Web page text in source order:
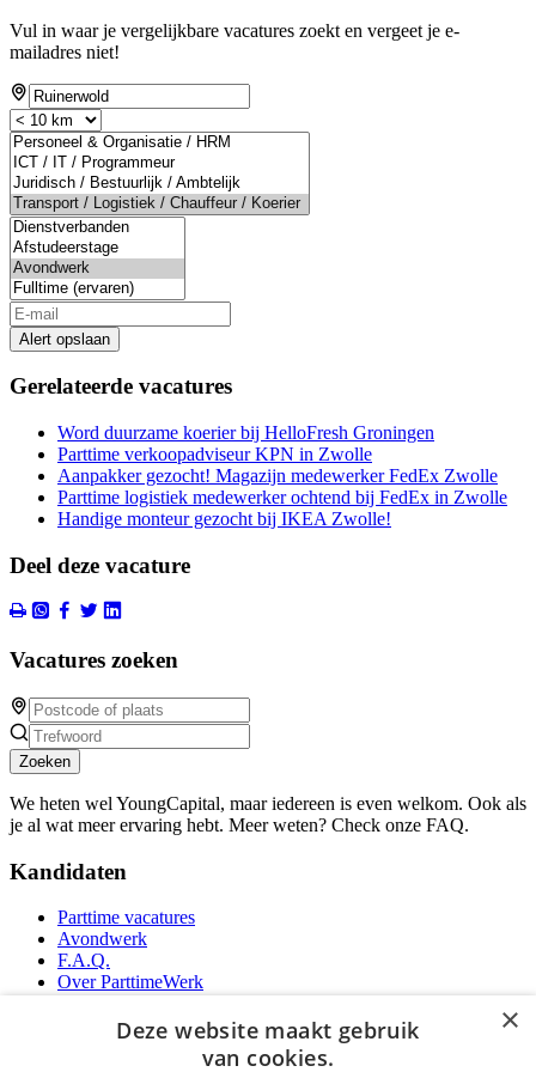
Vul in waar je vergelijkbare vacatures zoekt en vergeet je e-
mailadres niet!
Alert opslaan
Gerelateerde vacatures
Word duurzame koerier bij HelloFresh Groningen
Parttime verkoopadviseur KPN in Zwolle
Aanpakker gezocht! Magazijn medewerker FedEx Zwolle
Parttime logistiek medewerker ochtend bij FedEx in Zwolle
Handige monteur gezocht bij IKEA Zwolle!
Deel deze vacature
Vacatures zoeken
Zoeken
We heten wel YoungCapital, maar iedereen is even welkom. Ook als
je al wat meer ervaring hebt. Meer weten? Check onze FAQ.
Kandidaten
Parttime vacatures
Avondwerk
F.A.Q.
Over ParttimeWerk
YoungCapital Android App
×
Deze website maakt gebruik
van cookies.